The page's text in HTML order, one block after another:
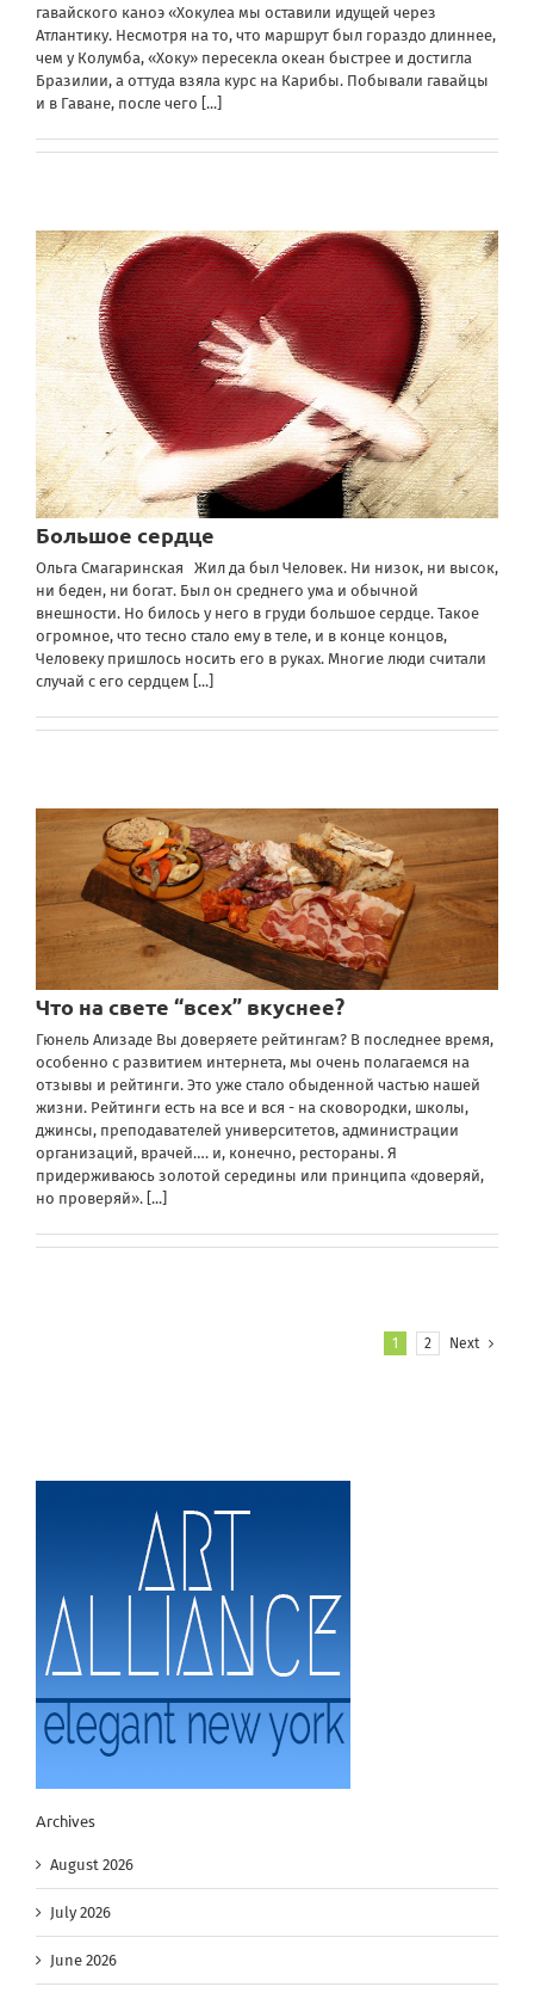
гавайского каноэ «Хокулеа мы оставили идущей через
Атлантику. Несмотря на то, что маршрут был гораздо длиннее,
чем у Колумба, «Хоку» пересекла океан быстрее и достигла
Бразилии, а оттуда взяла курс на Карибы. Побывали гавайцы
и в Гаване, после чего [...]
Большое сердце
Ольга Смагаринская Жил да был Человек. Ни низок, ни высок,
ни беден, ни богат. Был он среднего ума и обычной
внешности. Но билось у него в груди большое сердце. Такое
огромное, что тесно стало ему в теле, и в конце концов,
Человеку пришлось носить его в руках. Многие люди считали
случай с его сердцем [...]
Что на свете “всех” вкуснее?
Гюнель Ализаде Вы доверяете рейтингам? В последнее время,
особенно с развитием интернета, мы очень полагаемся на
отзывы и рейтинги. Это уже стало обыденной частью нашей
жизни. Рейтинги есть на все и вся - на сковородки, школы,
джинсы, преподавателей университетов, администрации
организаций, врачей…. и, конечно, рестораны. Я
придерживаюсь золотой середины или принципа «доверяй,
но проверяй». [...]
1 2 Next
Archives
August 2026
July 2026
June 2026